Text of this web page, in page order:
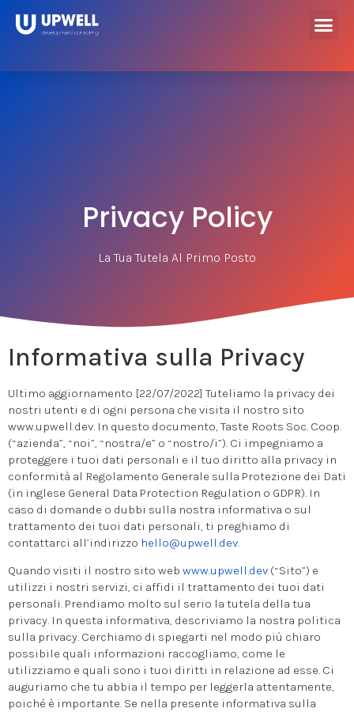
Privacy Policy
La Tua Tutela Al Primo Posto
Informativa sulla Privacy
Ultimo aggiornamento [22/07/2022] Tuteliamo la privacy dei
nostri utenti e di ogni persona che visita il nostro sito
www.upwell.dev. In questo documento, Taste Roots Soc. Coop.
(“azienda”, “noi”, “nostra/e” o “nostro/i”). Ci impegniamo a
proteggere i tuoi dati personali e il tuo diritto alla privacy in
conformità al Regolamento Generale sulla Protezione dei Dati
(in inglese General Data Protection Regulation o GDPR). In
caso di domande o dubbi sulla nostra informativa o sul
trattamento dei tuoi dati personali, ti preghiamo di
contattarci all’indirizzo hello@upwell.dev.
Quando visiti il nostro sito web www.upwell.dev (“Sito”) e
utilizzi i nostri servizi, ci affidi il trattamento dei tuoi dati
personali. Prendiamo molto sul serio la tutela della tua
privacy. In questa informativa, descriviamo la nostra politica
sulla privacy. Cerchiamo di spiegarti nel modo più chiaro
possibile quali informazioni raccogliamo, come le
utilizziamo e quali sono i tuoi diritti in relazione ad esse. Ci
auguriamo che tu abbia il tempo per leggerla attentamente,
poiché è importante. Se nella presente informativa sulla